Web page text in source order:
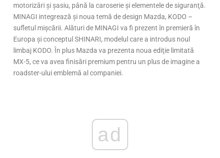
motorizări şi şasiu, până la caroserie şi elementele de siguranţă.
MINAGI integrează şi noua temă de design Mazda, KODO –
sufletul mişcării. Alături de MINAGI va fi prezent în premieră în
Europa şi conceptul SHINARI, modelul care a introdus noul
limbaj KODO. În plus Mazda va prezenta noua ediţie limitată
MX-5, ce va avea finisări premium pentru un plus de imagine a
roadster-ului emblemă al companiei.
ad